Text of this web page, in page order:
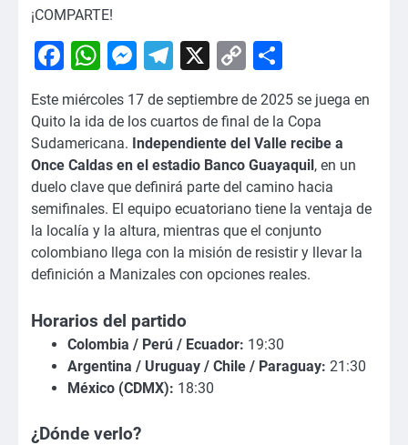
¡COMPARTE!
Facebook
WhatsApp
Messenger
Telegram
X
Copy
Link
Este miércoles 17 de septiembre de 2025 se juega en
Quito la ida de los cuartos de final de la Copa
Sudamericana. Independiente del Valle recibe a
Once Caldas en el estadio Banco Guayaquil , en un
duelo clave que definirá parte del camino hacia
semifinales. El equipo ecuatoriano tiene la ventaja de
la localía y la altura, mientras que el conjunto
colombiano llega con la misión de resistir y llevar la
definición a Manizales con opciones reales.
Horarios del partido
Colombia / Perú / Ecuador: 19:30
Argentina / Uruguay / Chile / Paraguay: 21:30
México (CDMX): 18:30
¿Dónde verlo?